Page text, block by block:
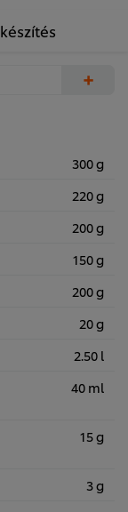
Food
+
300 g
220 g
200 g
150 g
200 g
20 g
2.50 l
40 ml
15 g
3 g